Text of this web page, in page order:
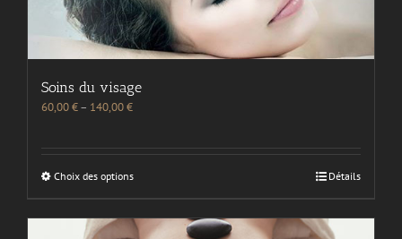
Soins du visage
60,00€– 140,00€
Choix des options Détails